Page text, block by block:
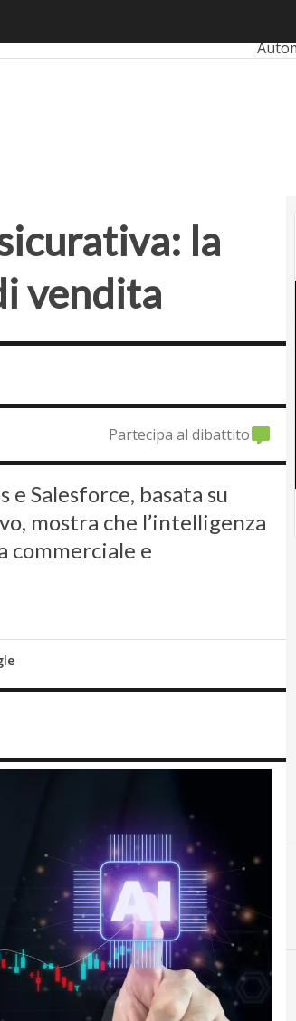
la
vendita
Partecipa al dibattito
Salesforce, basata su
mostra che l’intelligenza
commerciale e